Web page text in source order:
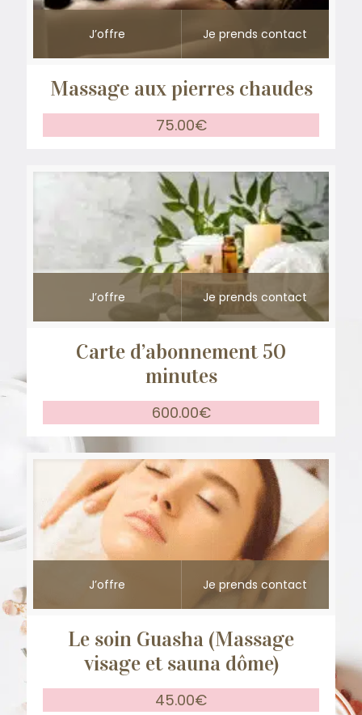
J’offre Je prends contact
Massage aux pierres chaudes
75.00€
J’offre Je prends contact
Carte d’abonnement 50
minutes
600.00€
J’offre Je prends contact
Le soin Guasha (Massage
visage et sauna dôme)
45.00€